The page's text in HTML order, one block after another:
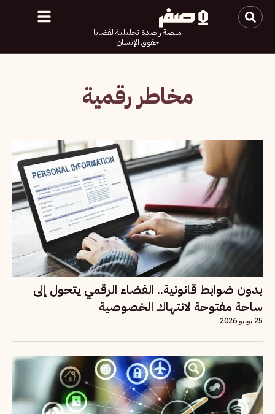
منصة راصدة تحليلية لقضايا
حقوق الإنسان
مخاطر رقمية
بدون ضوابط قانونية.. الفضاء الرقمي يتحول إلى
ساحة مفتوحة لانتهاك الخصوصية
25 يونيو 2026